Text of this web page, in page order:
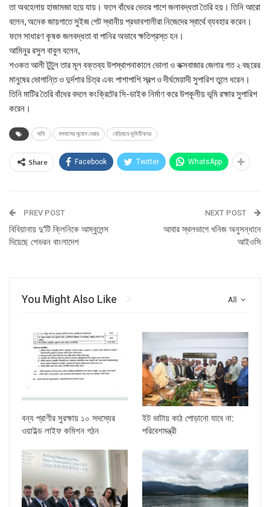
তা অবহেলায় হাজামজা হয়ে যায়। ফলে বাঁধের ভেতর পাশে জলাবদ্ধতা তৈরি হয়। তিনি আরো
বলেন, অনেক জায়গাতে সুইজ গেট স্থানীয় প্রভাবশালীরা নিজেদের স্বার্থে ব্যবহার করেন।
ফলে সাধারণ কৃষক জলবদ্ধতা বা পানির অভাবে ক্ষতিগ্রস্ত হন।
আমিনুর রসুল বাবুল বলেন,
শওকত আলী টুটুল তার মূল বক্তব্য উপস্থাপনাকালে ভোলা ও কক্সবাজার জেলার গত ২ বছরের
মানুষের ভোগান্তি ও দুর্দশার চিত্র এবং পাশাপাশি স্বল্প ও দীর্ঘমেয়াদী সুপারিশ তুলে ধরেন।
তিনি মাটির তৈরি বাঁধের বদলে কংক্রিটের সি-ডাইক নির্মাণ করে উপকূলীয় ভূমি রক্ষার সুপারিশ
করেন।
দাবি বসবাসের সুযোগ দেয়ার বেড়িবাধে ভূমিহীনদের
Share Facebook Twitter WhatsApp
PREV POST
বিবিয়ানায় দু’টি ক্লিনিকে আম্বুলেন্স
দিয়েছে শেভরন বাংলাদেশ
NEXT POST
আবার স্থলভাগে খনিজ অনুসন্ধানে
আইওসি
All
You Might Also Like
বন্য প্রাণীর সুরক্ষায় ১০ সদস্যের
ওয়াইল্ড লাইফ কমিশন গঠন
ইট ভাটায় কাঠ পোড়ানো যাবে না:
পরিবেশমন্ত্রী